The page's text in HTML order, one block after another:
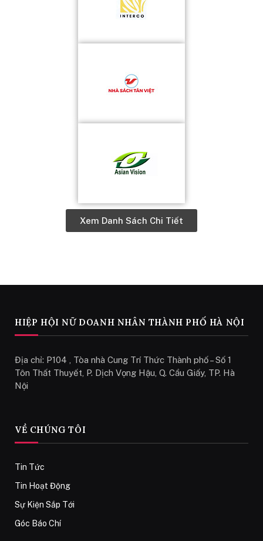
Xem Danh Sách Chi Tiết
HIỆP HỘI NỮ DOANH NHÂN THÀNH PHỐ HÀ NỘI
Địa chỉ: P104 , Tòa nhà Cung Trí Thức Thành phố – Số 1
Tôn Thất Thuyết, P. Dịch Vọng Hậu, Q. Cầu Giấy, TP. Hà
Nội
VỀ CHÚNG TÔI
Tin Tức
Tin Hoạt Động
Sự Kiện Sắp Tới
Góc Báo Chí